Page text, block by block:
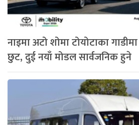
नाइमा अटो शोमा टोयोटाका
छुट, दुई नयाँ मोडल सार्वजनिक हुने